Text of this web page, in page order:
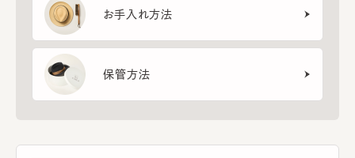
お手入れ方法
保管方法